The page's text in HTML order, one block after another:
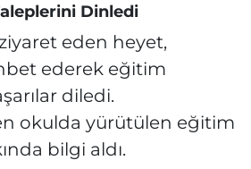
Dinledi
ziyaret eden heyet,
ederek eğitim
diledi.
okulda yürütülen eğitim
bilgi aldı.